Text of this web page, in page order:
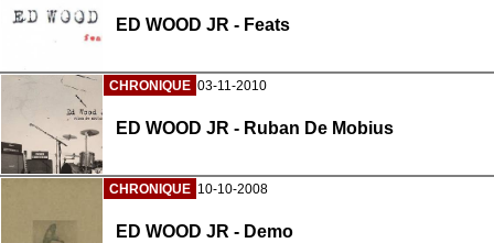
ED WOOD JR - Feats
CHRONIQUE 03-11-2010
ED WOOD JR - Ruban De Mobius
CHRONIQUE 10-10-2008
ED WOOD JR - Demo